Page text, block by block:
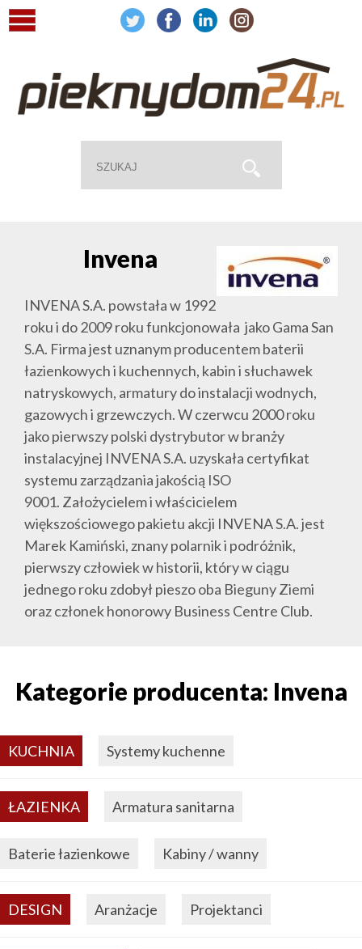
Invena
INVENA S.A. powstała w 1992
roku i do 2009 roku funkcjonowała jako Gama San
S.A. Firma jest uznanym producentem baterii
łazienkowych i kuchennych, kabin i słuchawek
natryskowych, armatury do instalacji wodnych,
gazowych i grzewczych. W czerwcu 2000 roku
jako pierwszy polski dystrybutor w branży
instalacyjnej INVENA S.A. uzyskała certyfikat
systemu zarządzania jakością ISO
9001. Założycielem i właścicielem
większościowego pakietu akcji INVENA S.A. jest
Marek Kamiński, znany polarnik i podróżnik,
pierwszy człowiek w historii, który w ciągu
jednego roku zdobył pieszo oba Bieguny Ziemi
oraz członek honorowy Business Centre Club.
Kategorie producenta: Invena
KUCHNIA Systemy kuchenne
ŁAZIENKA Armatura sanitarna
Baterie łazienkowe Kabiny / wanny
DESIGN Aranżacje Projektanci